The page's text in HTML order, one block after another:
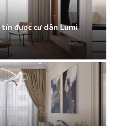
được cư dân Lumi